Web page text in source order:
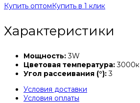
Купить оптомКупить в 1 клик
Характеристики
Мощность:3W
Цветовая температура:3000к
Угол рассеивания (°):3
Условия доставки
Условия оплаты